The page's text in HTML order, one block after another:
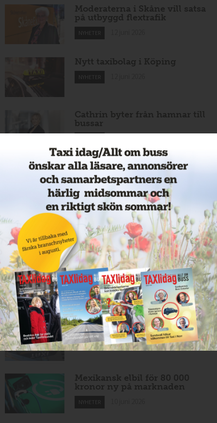
Moderaterna i Skåne vill satsa
på utbyggd flextrafik
NYHETER
Nytt taxibolag i Köping
NYHETER
Cathrin byter från hamnar till
bussar
Nytt taxiföretag i Sigtuna
NYHETER 11 juni 2026
Nytt taxibolag i Borlänge
NYHETER 11 juni 2026
Taxibommar fick inte avsedd
effekt vid Lund C
NYHETER 10 juni 2026
Nytt taxibolag i Borlänge
NYHETER 10 juni 2026
Mexikansk elbil för 80 000
kronor ny på marknaden
NYHETER